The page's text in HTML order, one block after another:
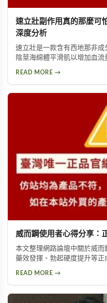
速立壯副作用真的那麼可
深度分析
速立壯是一款含有西地那非
陰莖海綿體平滑肌以增加血
你全面了解這款產品的優缺
READ MORE →
威而鋼使用者心得分享：
本文整理網路論壇中關於威
藥效發揮、勃起硬度提升等正
READ MORE →